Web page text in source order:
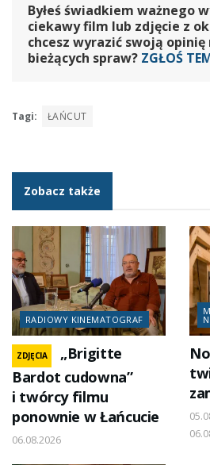
Byłeś świadkiem ważnego
ciekawy film lub zdjęcie z
chcesz wyrazić swoją
bieżących spraw? ZGŁOŚ
Tagi: ŁAŃCUT
Zobacz także
RADIOWY KINEMATOGRAF
ZDJĘCIA
„Brigitte
Bardot cudowna”
i twórcy filmu
ponownie w Łańcucie
06.08.2026